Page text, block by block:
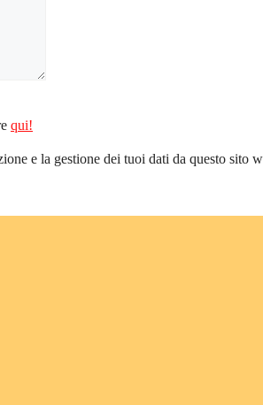
qui!
e la gestione dei tuoi dati da questo sito